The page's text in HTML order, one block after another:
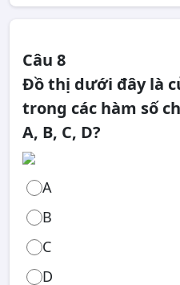
Câu 8
Đồ thị dưới đây là
trong các hàm số
A, B, C, D?
A
B
C
D